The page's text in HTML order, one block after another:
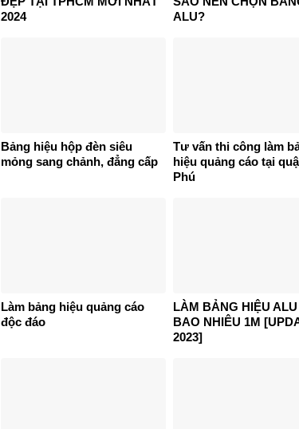
2024
ALU?
Bảng hiệu hộp đèn siêu
mỏng sang chảnh, đẳng cấp
Tư vấn thi công làm
hiệu quảng cáo tại
Phú
Làm bảng hiệu quảng cáo
độc đáo
LÀM BẢNG HIỆU
BAO NHIÊU 1M
2023]